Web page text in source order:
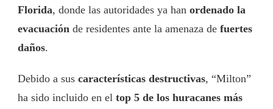
Florida, donde las autoridades ya han ordenado la
evacuación de residentes ante la amenaza de fuertes
daños.
Debido a sus características destructivas, “Milton”
ha sido incluido en el top 5 de los huracanes más